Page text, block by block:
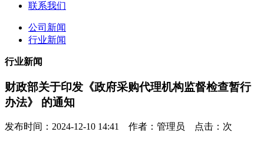
联系我们
公司新闻
行业新闻
行业新闻
财政部关于印发《政府采购代理机构监督检查暂行
办法》 的通知
发布时间：2024-12-10 14:41 作者：管理员 点击： 次